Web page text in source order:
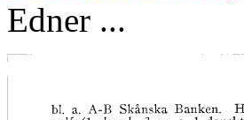
Edner ...